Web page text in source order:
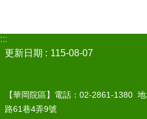
:::
更新日期
115-08-07
【華岡院區】電話：02-2861-1380
路61巷4弄9號